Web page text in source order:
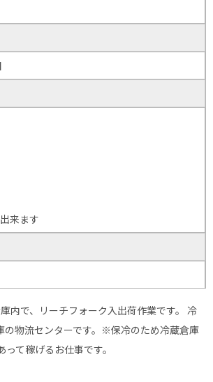
来ます
内で、リーチフォーク入出荷作業です。 冷
の物流センターです。※保冷のため冷蔵倉庫
て稼げるお仕事です。